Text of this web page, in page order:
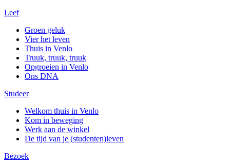
Leef
Groen geluk
Vier het leven
Thuis in Venlo
Truuk, truuk, truuk
Opgroeien in Venlo
Ons DNA
Studeer
Welkom thuis in Venlo
Kom in beweging
Werk aan de winkel
De tijd van je (studenten)leven
Bezoek